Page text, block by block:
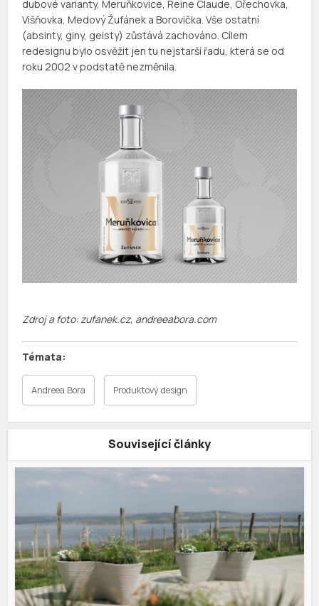
dubové varianty, Meruňkovice, Reine Claude, Ořechovka,
Višňovka, Medový Žufánek a Borovička. Vše ostatní
(absinty, giny, geisty) zůstává zachováno. Cílem
redesignu bylo osvěžit jen tu nejstarší řadu, která se od
roku 2002 v podstatě nezměnila.
Zdroj a foto: zufanek.cz, andreeabora.com
Andreea Bora Produktový design
Související články